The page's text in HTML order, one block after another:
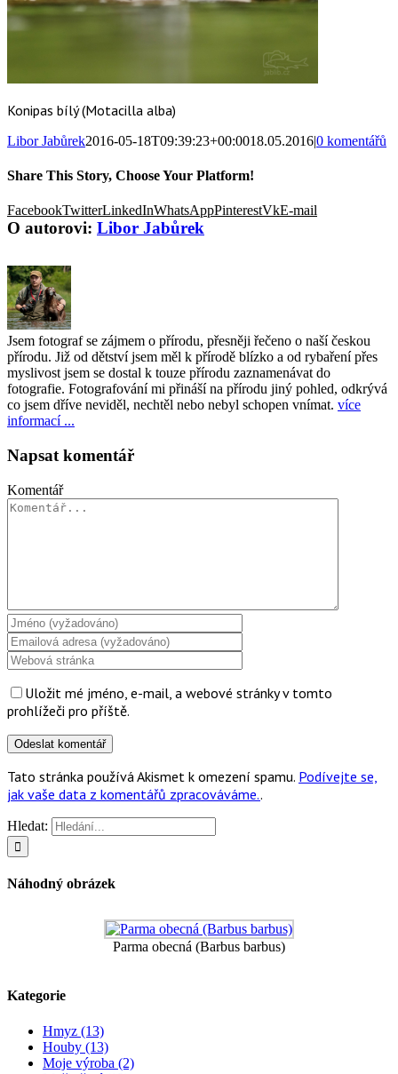
Konipas bílý (Motacilla alba)
Libor Jabůrek2016-05-18T09:39:23+00:0018.05.2016|0 komentářů
Share This Story, Choose Your Platform!
FacebookTwitterLinkedInWhatsAppPinterestVkE-mail
O autorovi: Libor Jabůrek
Jsem fotograf se zájmem o přírodu, přesněji řečeno o naší českou
přírodu. Již od dětství jsem měl k přírodě blízko a od rybaření přes
myslivost jsem se dostal k touze přírodu zaznamenávat do
fotografie. Fotografování mi přináší na přírodu jiný pohled, odkrývá
co jsem dříve neviděl, nechtěl nebo nebyl schopen vnímat. více
informací ...
Napsat komentář
Komentář
Uložit mé jméno, e-mail, a webové stránky v tomto
prohlížeči pro příště.
Tato stránka používá Akismet k omezení spamu. Podívejte se,
jak vaše data z komentářů zpracováváme..
Hledat:
Náhodný obrázek
Parma obecná (Barbus barbus)
Kategorie
Hmyz (13)
Houby (13)
Moje výroba (2)